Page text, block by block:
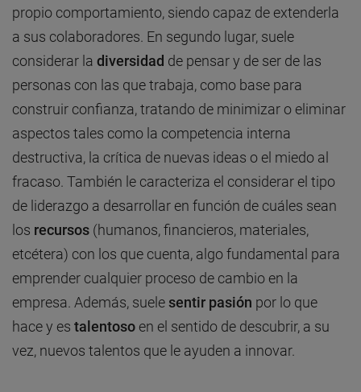
propio comportamiento, siendo capaz de extenderla
a sus colaboradores. En segundo lugar, suele
considerar la diversidad de pensar y de ser de las
personas con las que trabaja, como base para
construir confianza, tratando de minimizar o eliminar
aspectos tales como la competencia interna
destructiva, la crítica de nuevas ideas o el miedo al
fracaso. También le caracteriza el considerar el tipo
de liderazgo a desarrollar en función de cuáles sean
los recursos (humanos, financieros, materiales,
etcétera) con los que cuenta, algo fundamental para
emprender cualquier proceso de cambio en la
empresa. Además, suelesentir pasión por lo que
hace y es talentoso en el sentido de descubrir, a su
vez, nuevos talentos que le ayuden a innovar.